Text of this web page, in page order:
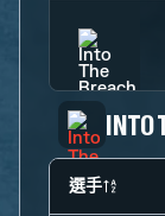
INTO
選手